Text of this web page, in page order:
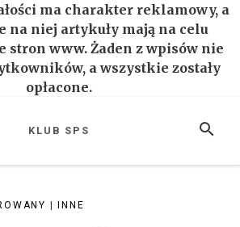
ma charakter reklamowy, a
na niej artykuły mają na celu
stron www. Żaden z wpisów nie
a wszystkie zostały
opłacone.
SZUKAJ
KLUB SPS
INNE